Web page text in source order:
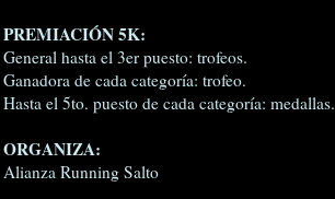
PREMIACIÓN 5K:
General hasta el 3er puesto: trofeos.
Ganadora de cada categoría: trofeo.
Hasta el 5to. puesto de cada categoría: medallas.
ORGANIZA:
Alianza Running Salto